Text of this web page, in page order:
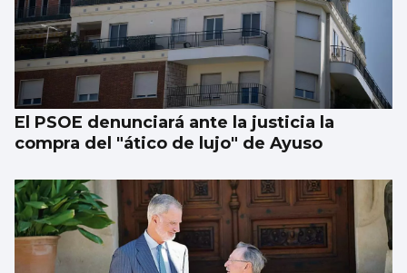
El PSOE denunciará ante la justicia la
compra del "ático de lujo" de Ayuso